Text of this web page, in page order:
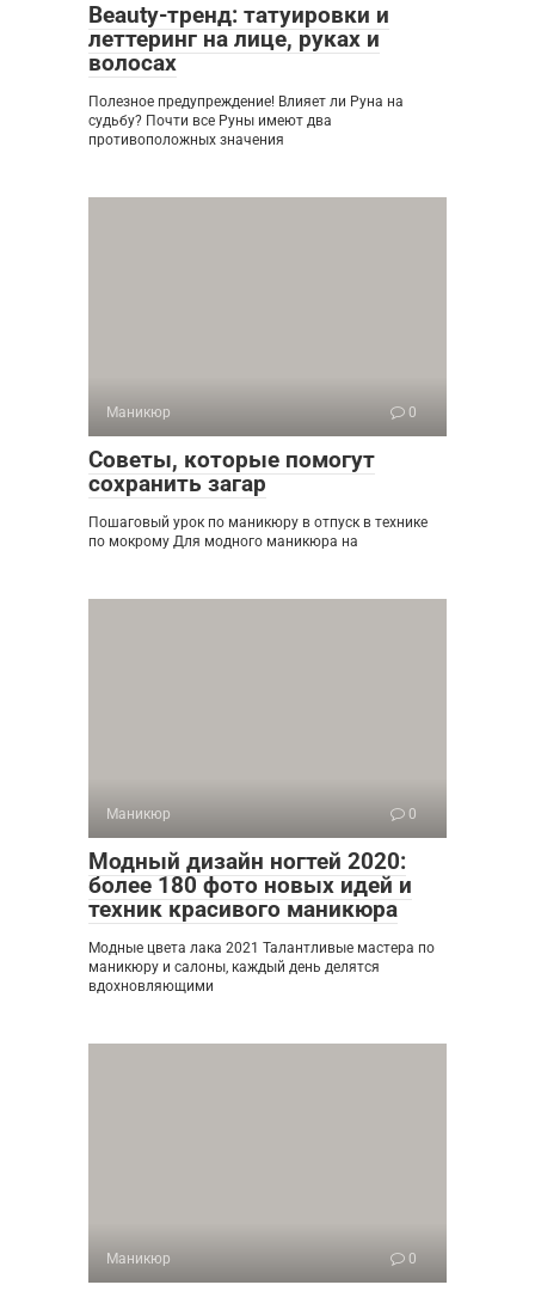
Beauty-тренд: татуировки и
леттеринг на лице, руках и
волосах
Полезное предупреждение! Влияет ли Руна на
судьбу? Почти все Руны имеют два
противоположных значения
Маникюр 0
Советы, которые помогут
сохранить загар
Пошаговый урок по маникюру в отпуск в технике
по мокрому Для модного маникюра на
Маникюр 0
Модный дизайн ногтей 2020:
более 180 фото новых идей и
техник красивого маникюра
Модные цвета лака 2021 Талантливые мастера по
маникюру и салоны, каждый день делятся
вдохновляющими
Маникюр 0